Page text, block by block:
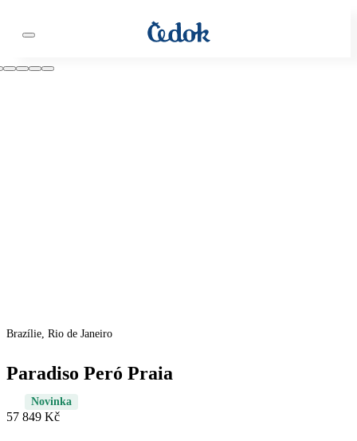
Brazílie, Rio de Janeiro
Paradiso Peró Praia
Novinka
57 849 Kč